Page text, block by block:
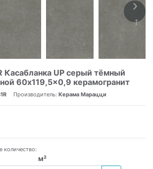
Касабланка UP серый тёмный
60x119,5x0,9 керамогранит
Производитель: Керама Марацци
количество:
м²